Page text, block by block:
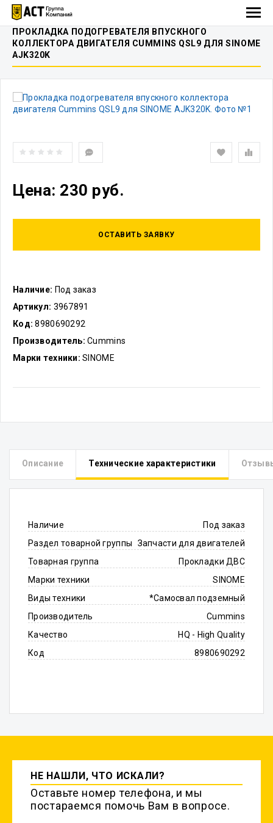
ПРОКЛАДКА ПОДОГРЕВАТЕЛЯ ВПУСКНОГО
КОЛЛЕКТОРА ДВИГАТЕЛЯ CUMMINS QSL9 ДЛЯ SINOME
AJK320K
Наличие: Под заказ
Артикул: 3967891
Код: 8980690292
Производитель: Cummins
Марки техники: SINOME
Цена: 230 руб.
ОСТАВИТЬ ЗАЯВКУ
Описание Технические характеристики
Наличие
Под заказ
Раздел товарной группы
Запчасти для двигателей
Товарная группа
Прокладки ДВС
Марки техники
SINOME
Виды техники
*Самосвал подземный
Производитель
Cummins
Качество
HQ - High Quality
Код
8980690292
НЕ НАШЛИ, ЧТО ИСКАЛИ?
Оставьте номер телефона, и мы
постараемся помочь Вам в вопросе.